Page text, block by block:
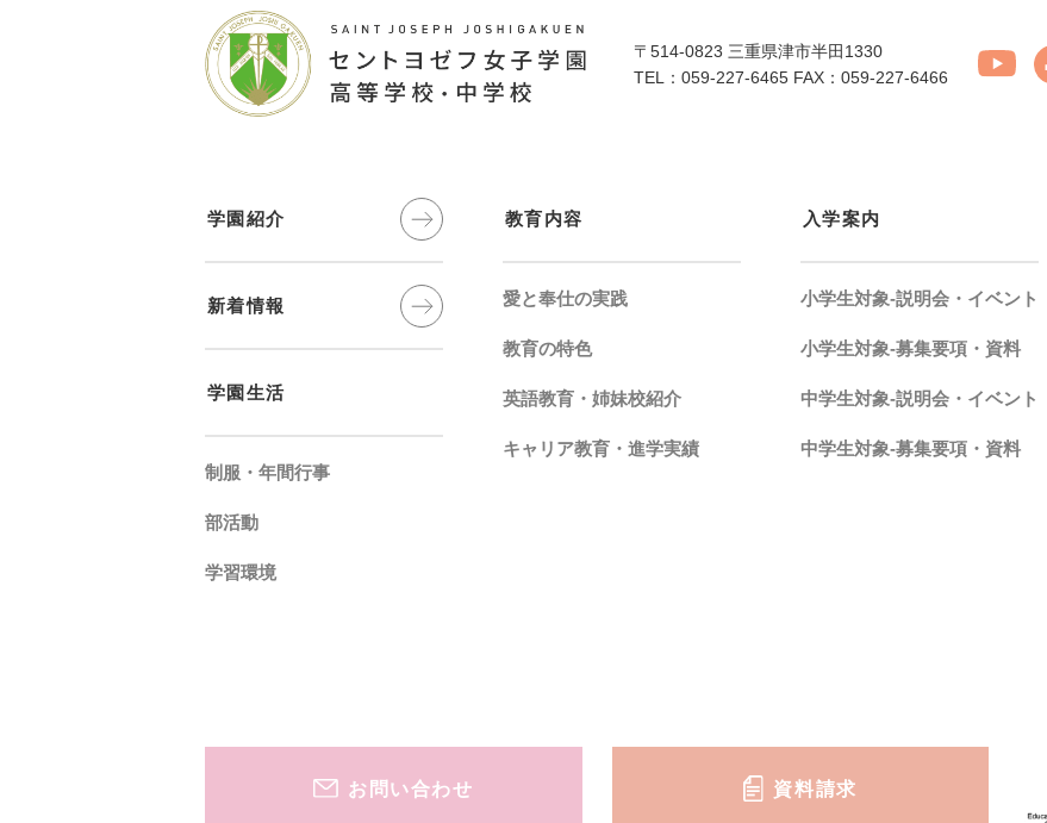
〒514-0823 三重県津市半田1330
TEL：059-227-6465 FAX：059-227-6466
学園紹介
新着情報
学園生活
制服・年間⾏事
部活動
学習環境
教育内容
愛と奉仕の実践
教育の特色
英語教育・姉妹校紹介
キャリア教育・進学実績
入学案内
小学生対象-説明会・イベント
小学生対象-募集要項・資料
中学生対象-説明会・イベント
中学生対象-募集要項・資料
お問い合わせ 資料請求